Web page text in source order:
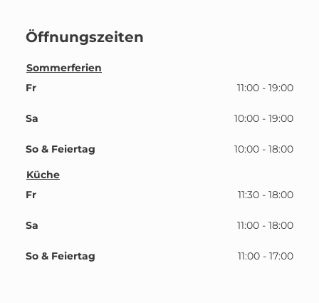
Öffnungszeiten
Sommerferien
Fr
11:00 - 19:00
Sa 10:00 - 19:00
So & Feiertag
10:00 - 18:00
Küche
Fr
11:30 - 18:00
Sa 11:00 - 18:00
So & Feiertag 11:00 - 17:00